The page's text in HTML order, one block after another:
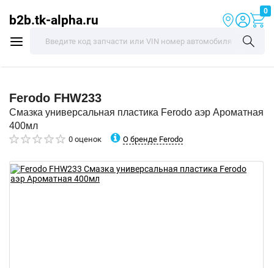
b2b.tk-alpha.ru
0
Ferodo FHW233
Смазка универсальная пластика Ferodo аэр Ароматная
400мл
0 оценок О бренде Ferodo